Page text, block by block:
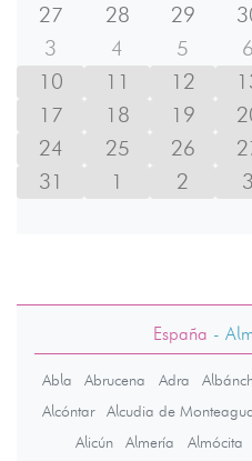
27
28 29
3
4 5 6
10
11 12
17
18 19
24
25 26
31
1 2 3
España -
Abla Abrucena Adra
Alcóntar
Alcudia de
Alicún
Almería Almócita